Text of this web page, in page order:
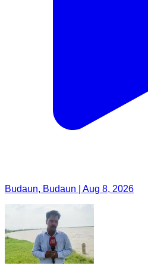
Budaun, Budaun | Aug 8, 2026